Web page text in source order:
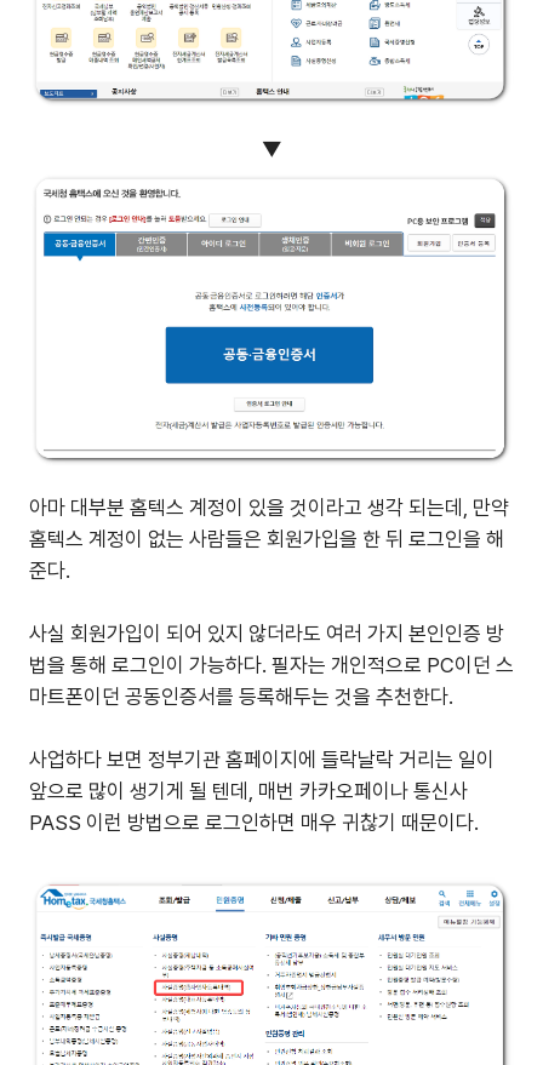
▼
아마 대부분 홈텍스 계정이 있을 것이라고 생각 되는데, 만약
홈텍스 계정이 없는 사람들은 회원가입을 한 뒤 로그인을 해
준다.
사실 회원가입이 되어 있지 않더라도 여러 가지 본인인증 방
법을 통해 로그인이 가능하다. 필자는 개인적으로 PC이던 스
마트폰이던 공동인증서를 등록해두는 것을 추천한다.
사업하다 보면 정부기관 홈페이지에 들락날락 거리는 일이
앞으로 많이 생기게 될 텐데, 매번 카카오페이나 통신사
PASS 이런 방법으로 로그인하면 매우 귀찮기 때문이다.